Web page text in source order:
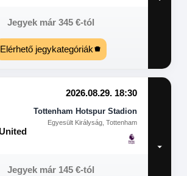
Jegyek már 345 €-tól
Elérhető jegykategóriák
2026.08.29. 18:30
Tottenham Hotspur Stadion
Egyesült Királyság, Tottenham
Jegyek már 145 €-tól